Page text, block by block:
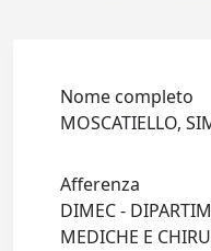
Nome completo
MOSCATIELLO,
Afferenza
DIMEC -
MEDICHE E